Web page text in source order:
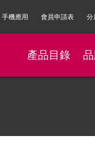
手機應用 會員申請表 分
產品目錄